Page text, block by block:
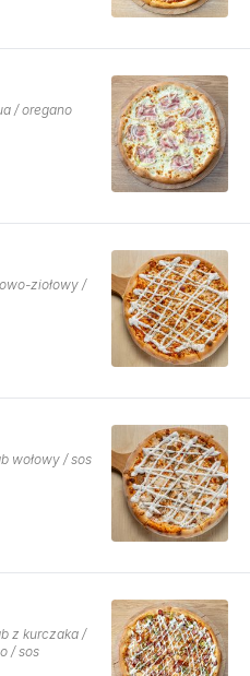
/ oregano
ziołowy /
wołowy / sos
z kurczaka /
/ sos